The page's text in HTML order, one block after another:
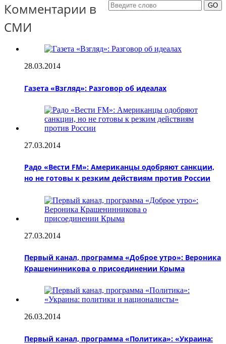
Комментарии в
СМИ
28.03.2014
Газета «Взгляд»: Разговор об идеалах
27.03.2014
Радо «Вести FM»: Американцы одобряют санкции,
но не готовы к резким действиям против России
27.03.2014
Первый канал, программа «Доброе утро»: Вероника
Крашенинникова о присоединении Крыма
26.03.2014
Первый канал, программа «Политика»: «Украина: